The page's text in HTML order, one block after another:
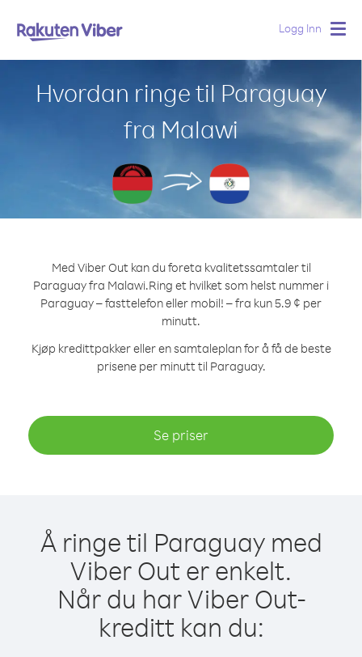
Logg Inn
Hvordan ringe til Paraguay
fra Malawi
Med Viber Out kan du foreta kvalitetssamtaler til
Paraguay fra Malawi.Ring et hvilket som helst nummer i
Paraguay – fasttelefon eller mobil! – fra kun 5.9 ¢ per
minutt.
Kjøp kredittpakker eller en samtaleplan for å få de beste
prisene per minutt til Paraguay.
Se priser
Å ringe til Paraguay med
Viber Out er enkelt.
Når du har Viber Out-
kreditt kan du: